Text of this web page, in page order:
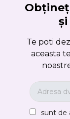
Te poti
aceasta
sunt de